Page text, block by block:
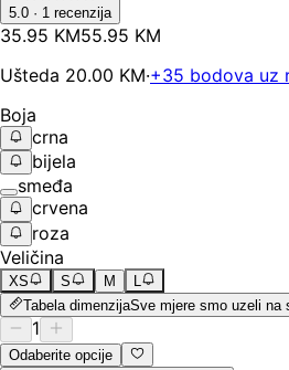
5.0 · 1 recenzija
35.95 KM55.95 KM
Ušteda 20.00 KM·+35 bodova uz
Boja
crna
bijela
smeđa
crvena
roza
Veličina
XS S M
L
Tabela dimenzijaSve mjere smo uzeli na
1
Odaberite opcije